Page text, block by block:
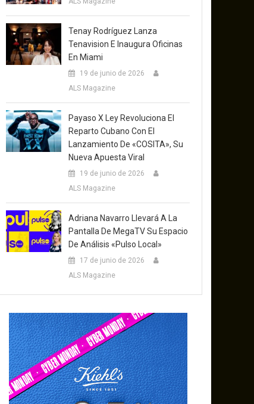
Tenay Rodríguez Lanza
Tenavision E Inaugura Oficinas
En Miami
19 de junio de 2026
ALS Magazine
Payaso X Ley Revoluciona El
Reparto Cubano Con El
Lanzamiento De «COSITA», Su
Nueva Apuesta Viral
19 de junio de 2026
ALS Magazine
Adriana Navarro Llevará A La
Pantalla De MegaTV Su Espacio
De Análisis «Pulso Local»
17 de junio de 2026
ALS Magazine